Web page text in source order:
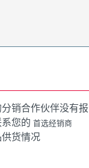
销合作伙伴没有报
您的 首选经销商
货情况